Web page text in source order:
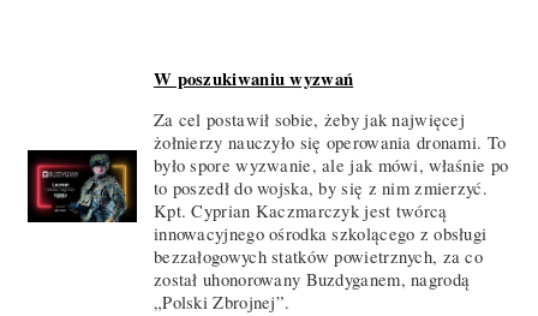
W poszukiwaniu wyzwań
Za cel postawił sobie, żeby jak najwięcej
żołnierzy nauczyło się operowania dronami. To
było spore wyzwanie, ale jak mówi, właśnie po
to poszedł do wojska, by się z nim zmierzyć.
Kpt. Cyprian Kaczmarczyk jest twórcą
innowacyjnego ośrodka szkolącego z obsługi
bezzałogowych statków powietrznych, za co
został uhonorowany Buzdyganem, nagrodą
„Polski Zbrojnej”.